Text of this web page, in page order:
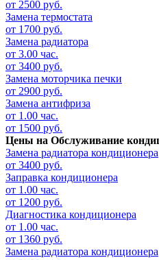
от 2500 руб.
Замена термостата
от 1700 руб.
Замена радиатора
от 3.00 час.
от 3400 руб.
Замена моторчика печки
от 2900 руб.
Замена антифриза
от 1.00 час.
от 1500 руб.
Цены на Обслуживание
Замена радиатора кондиционера
от 3400 руб.
Заправка кондиционера
от 1.00 час.
от 1200 руб.
Диагностика кондиционера
от 1.00 час.
от 1360 руб.
Замена радиатора кондиционера